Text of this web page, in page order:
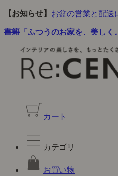
【お知らせ】 お盆の営業と配送
書籍「ふつうのお家を、美しく
カート
カテゴリ
お買い物